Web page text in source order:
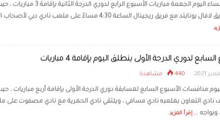
تنطلق مساء اليوم الجمعة مباريات الأسبوع الرابع لدوري الدرجة الثانية بإقامة 3
يلتقي فريق لافال يونايتد مع فريق ريجينال الساعة 4:30 مساءً على ملعب نادي دبي
لدوري الدرجة الأولى ينطلق اليوم بإقامة 4 مباريات
440 مشاهدة
منافسات الأسبوع السابع لمسابقة دوري الدرجة الأولى بإقامة أربع مباريات ،
التعاون بملعبه نادي مسافي ، ويلتقي نادي الحمرية مع نادي مصفوت على
ويواجه ... إقرأ المزيد
أسطورة طرابزون:
صفقة في تاريخ